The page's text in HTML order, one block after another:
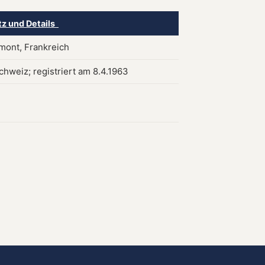
und Details
Frankreich
registriert am 8.4.1963